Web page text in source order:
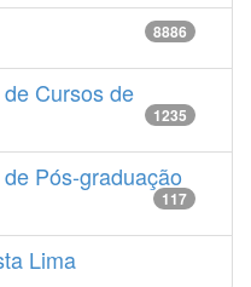
8886
Cursos de
1235
Pós-graduação
117
Lima